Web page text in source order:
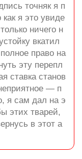
точняк я п
я это увиде
ничего н
вкатил
право на
эту перепл
ставка станов
— п
я сам дал на э
этих тварей,
в этот а